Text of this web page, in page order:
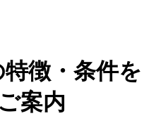
徴・条件を
案内